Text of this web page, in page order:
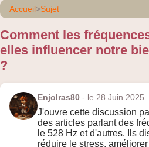
Accueil>Sujet
Comment les
elles influencer notre
?
Enjolras80 - le 28 Juin 2025
J'ouvre cette discussion
des articles parlant des
le 528 Hz et d'autres. Ils
réduire le stress,